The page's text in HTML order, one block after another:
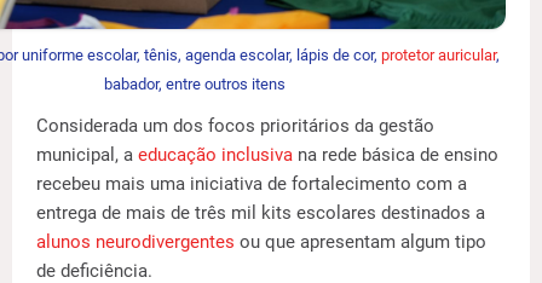
uniforme escolar, tênis, agenda escolar, lápis de cor, protetor auricular,
babador, entre outros itens
Considerada um dos focos prioritários da gestão
municipal, a educação inclusiva na rede básica de ensino
recebeu mais uma iniciativa de fortalecimento com a
entrega de mais de três mil kits escolares destinados a
alunos neurodivergentes ou que apresentam algum tipo
de deficiência.